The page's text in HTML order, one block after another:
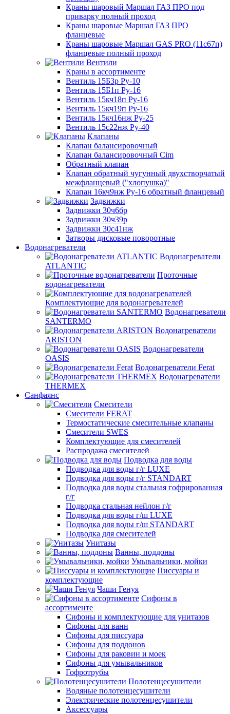
Краны шаровый Маршал ГАЗ ПРО под
приварку полный проход
Краны шаровые Маршал ГАЗ ПРО
фланцевые
Краны шаровые Маршал GAS PRO (11с67п)
фланцевые полный проход
Вентили
Краны в ассортименте
Вентиль 15Б3р Ру-10
Вентиль 15Б1п Ру-16
Вентиль 15кч18п Ру-16
Вентиль 15кч19п Ру-16
Вентиль 15кч16нж Ру-25
Вентиль 15с22нж Ру-40
Клапаны
Клапан балансировочный
Клапан балансировочный Cim
Обратный клапан
Клапан обратный чугунный двухстворчатый
межфланцевый ("хлопушка)"
Клапан 16кч9нж Ру-16 обратный фланцевый
Задвижки
Задвижки 30ч6бр
Задвижки 30ч39р
Задвижки 30с41нж
Затворы дисковые поворотные
Водонагреватели
Водонагреватели
ATLANTIC
Проточные
водонагреватели
Комплектующие для водонагревателей
Водонагреватели
SANTERMO
Водонагреватели
ARISTON
Водонагреватели
OASIS
Водонагреватели Ferat
Водонагреватели
THERMEX
Санфаянс
Смесители
Смесители FERAT
Термостатические смесительные клапаны
Смесители SWES
Комплектующие для смесителей
Распродажа смесителей
Подводка для воды
Подводка для воды г/г LUXE
Подводка для воды г/г STANDART
Подводка для воды стальная гофрированная
г/г
Подводка стальная нейлон г/г
Подводка для воды г/ш LUXE
Подводка для воды г/ш STANDART
Подводка для смесителей
Унитазы
Ванны, поддоны
Умывальники, мойки
Писсуары и
комплектующие
Чаши Генуя
Сифоны в
ассортименте
Сифоны и комплектующие для унитазов
Сифоны для ванн
Сифоны для писсуара
Сифоны для поддонов
Сифоны для раковин и моек
Сифоны для умывальников
Гофротрубы
Полотенцесушители
Водяные полотенцесушители
Электрические полотенцесушители
Аксессуары